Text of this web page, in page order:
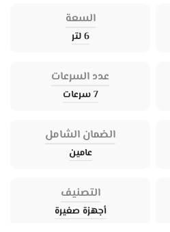
السعة
6 لتر
عدد السرعات
7 سرعات
الضمان الشامل
عامين
التصنيف
أجهزة صغيرة